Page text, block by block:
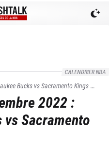
CALENDRIER NBA
Bucks vsSacramento Kings du
2022:
vsSacramento